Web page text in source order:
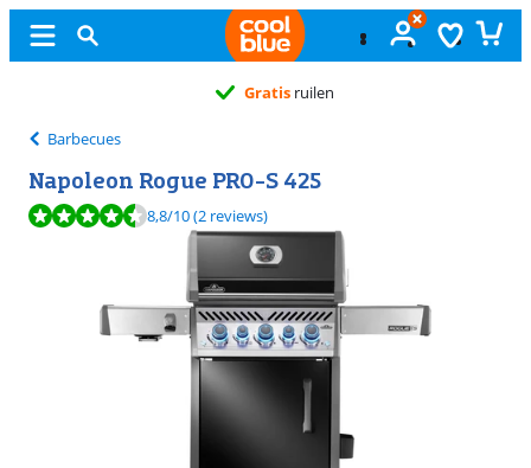
Gratis ruilen
Barbecues
Napoleon Rogue PRO-S 425
Beoordeling is 8,8 van de 10, gebaseerd op 2 reviews.
8,8/10(2 reviews)